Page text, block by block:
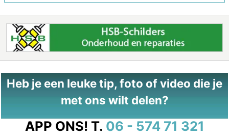
Heb je een leuke tip, foto of video die je
met ons wilt delen?
APP ONS! T. 06 - 574 71 321